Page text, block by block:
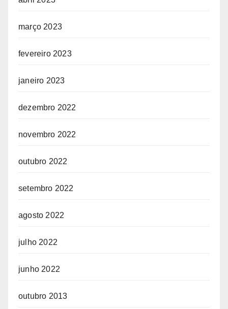
março 2023
fevereiro 2023
janeiro 2023
dezembro 2022
novembro 2022
outubro 2022
setembro 2022
agosto 2022
julho 2022
junho 2022
outubro 2013